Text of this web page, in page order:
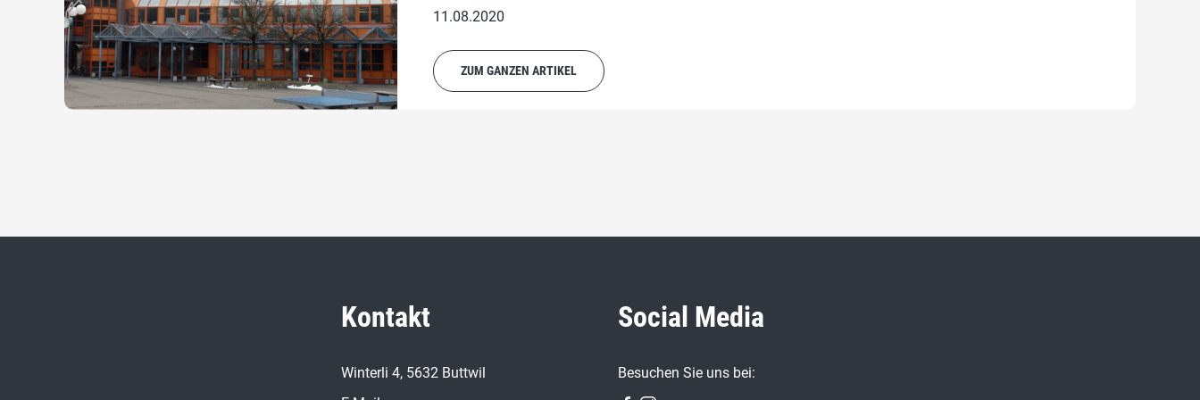
11.08.2020
ZUM GANZEN ARTIKEL
Kontakt
Winterli 4, 5632 Buttwil
Social Media
Besuchen Sie uns bei: